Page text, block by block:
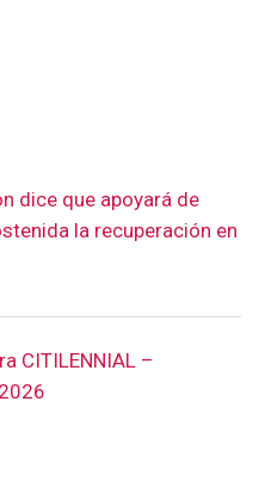
dice que apoyará de
la recuperación en
CITILENNIAL –